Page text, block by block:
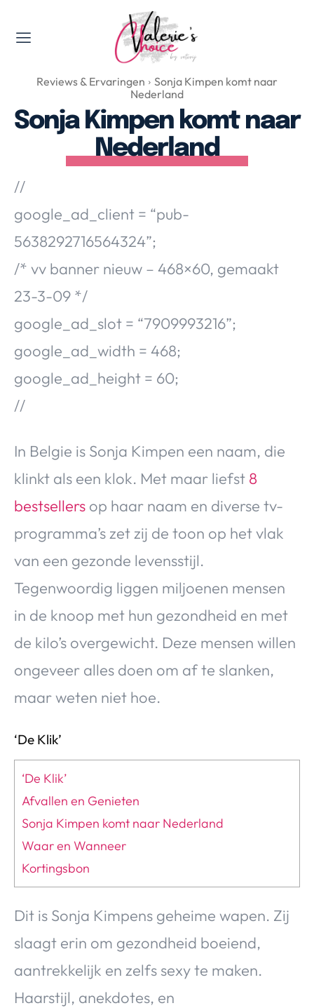
Valerie's Topics
Travel & Culture
Food & Drinks
Happyness & Opmerkelijk
Lifestyle, Sport & Duurzaamheid
Health & Beauty
Huis & Tuin
Nieuws & Media
Over Valerie
Over Valerie
De Top 5
Food & Drinks Health & Beauty Gadgets
Huis & Tuin
Reviews & Ervaringen
Sonja Kimpen komt naar
Nederland
Sonja Kimpen komt naar
Nederland
//
google_ad_client = “pub-
5638292716564324”;
/* vv banner nieuw – 468×60, gemaakt
23-3-09 */
google_ad_slot = “7909993216”;
google_ad_width = 468;
google_ad_height = 60;
//
In Belgie is Sonja Kimpen een naam, die
klinkt als een klok. Met maar liefst 8
bestsellers op haar naam en diverse tv-
programma’s zet zij de toon op het vlak
van een gezonde levensstijl.
Tegenwoordig liggen miljoenen mensen
in de knoop met hun gezondheid en met
de kilo’s overgewicht. Deze mensen willen
ongeveer alles doen om af te slanken,
maar weten niet hoe.
‘De Klik’
‘De Klik’
Afvallen en Genieten
Sonja Kimpen komt naar Nederland
Waar en Wanneer
Kortingsbon
Dit is Sonja Kimpens geheime wapen. Zij
slaagt erin om gezondheid boeiend,
aantrekkelijk en zelfs sexy te maken.
Haarstijl, anekdotes, en